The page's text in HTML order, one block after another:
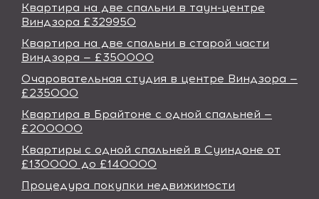
Квартира на две спальни в таун-центре
Виндзора £329950
Квартира на две спальни в старой части
Виндзора — £350000
Очаровательная студия в центре Виндзора —
£235000
Квартира в Брайтоне с одной спальней —
£200000
Квартиры с одной спальней в Суиндоне от
£130000 до £140000
Процедура покупки недвижимости